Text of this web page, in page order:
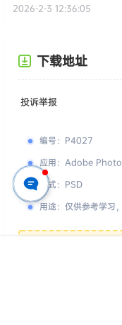
Mockup
2026-2-3 12:36:05
下载地址
投诉举报
编号： P4027
应用： Adobe
格式： PSD
用途： 仅供参考学习